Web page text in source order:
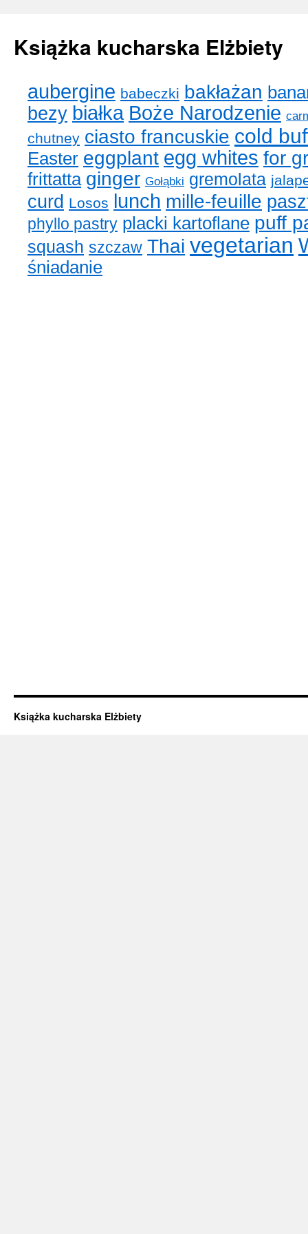
Książka kucharska Elżbiety
Skip
to
content
aubergine babeczki bakłażan
bezy białka Boże Narodzenie
chutney ciasto francuskie cold
Easter eggplant egg whites for
frittatta ginger Gołąbki gremolata
curd Losos lunch mille-feuille
phyllo pastry placki kartoflane puff
squash szczaw Thai vegetarian
śniadanie
Książka kucharska Elżbiety